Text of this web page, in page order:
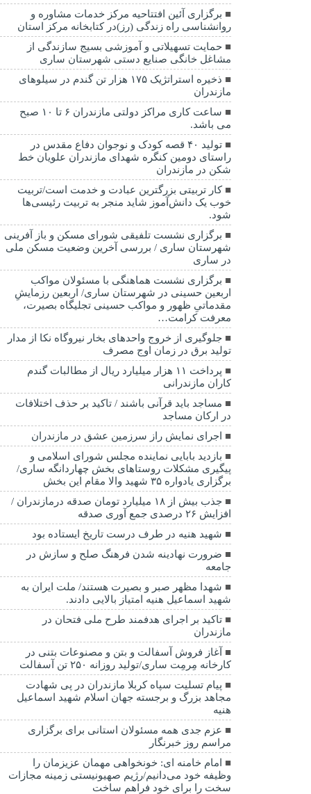
برگزاری آئین افتتاحیه مرکز خدمات مشاوره و
روانشناسی راه زندگی (رز)در کتابخانه مرکز استان
حمایت تسهیلاتی و آموزشی بسیج سازندگی از
مشاغل خانگی صنایع دستی شهرستان ساری
ذخیره استراتژیک ۱۷۵ هزار تن گندم در سیلوهای
مازندران
ساعت کاری مراکز دولتی مازندران ۶ تا ۱۰ صبح
می باشد.
تولید ۴۰ قصه کودک و نوجوان دفاع مقدس در
راستای دومین کنگره شهدای مازندران علویان خط
شکن در مازندران
کار تربیتی بزرگترین عبادت و خدمت است/تربیت
خوب یک دانش‌آموز شاید منجر به تربیت رئیسی‌ها
شود.
برگزاری ‌نشست تلفیقی شورای مسکن و باز آفرینی
شهرستان ساری / بررسی آخرین وضعیت مسکن ملی
در ساری
برگزاری نشست هماهنگی با مسئولان مواکب
اربعین حسینی در شهرستان ساری/ اربعین رزمایشِ
مقدماتیِ ظهور و مواکب حسینی تجلیگاه بصیرت،
معرفت کرامت…
جلوگیری از خروج واحدهای بخار نیروگاه نکا از مدار
تولید برق در زمان اوج مصرف
پرداخت ۱۱ هزار میلیارد ریال از مطالبات گندم
کاران مازندرانی
مساجد باید قرآنی باشند / تاکید بر حذف اختلافات
در ارکان مساجد
اجرای نمایش راز سرزمین عشق در مازندران
بازدید بابایی نماینده مجلس شورای اسلامی و
پیگیری مشکلات روستاهای بخش چهاردانگه ساری/
برگزاری یادواره ۳۵ شهید والا مقام این بخش
جذب بیش از ۱۸ میلیارد تومان صدقه درمازندران /
افزایش ۲۶ درصدی جمع آوری صدقه
شهید هنیه در طرف درست تاریخ ایستاده بود
ضرورت نهادینه شدن فرهنگ صلح و سازش در
جامعه
شهدا مظهر صبر و بصیرت هستند/ ملت ایران به
شهید اسماعیل هنیه امتیاز بالایی دادند.
تاکید بر اجرای هدفمند طرح ملی فتحان در
مازندران
آغاز فروش آسفالت و بتن و مصنوعات بتنی در
کارخانه مِرمِت ساری/تولید روزانه ۲۵۰ تن آسفالت
پیام تسلیت سپاه کربلا مازندران در پی شهادت
مجاهد بزرگ و برجسته جهان اسلام شهید اسماعیل
هنیه
عزم جدی همه مسئولان استانی برای برگزاری
مراسم روز خبرنگار
امام خامنه ای: خونخواهی مهمان عزیزمان را
وظیفه خود می‌دانیم/رژیم صهیونیستی زمینه مجازات
سخت را برای خود فراهم ساخت